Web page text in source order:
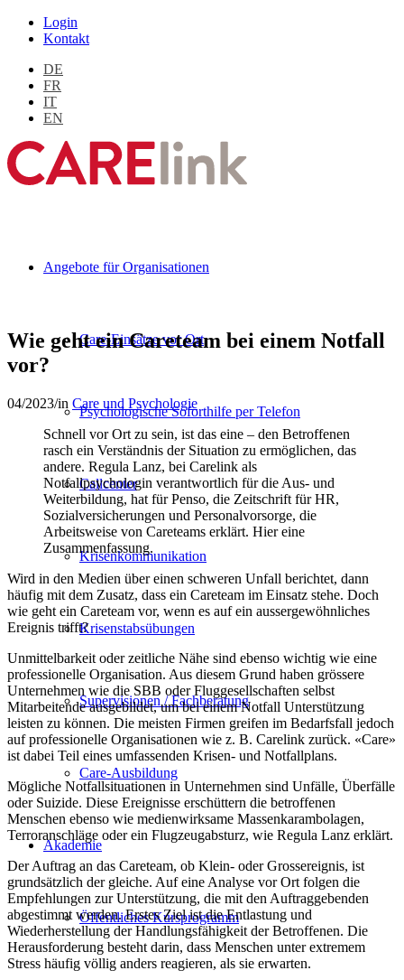
Login
Kontakt
DE
FR
IT
EN
Angebote für Organisationen
Care-Einsätze vor Ort
Psychologische Soforthilfe per Telefon
Callcenter
Krisenkommunikation
Krisenstabsübungen
Supervisionen / Fachberatung
Care-Ausbildung
Akademie
Öffentliches Kursprogramm
Wie geht ein Careteam bei einem Notfall
vor?
04/2023/in Care und Psychologie
Schnell vor Ort zu sein, ist das eine – den Betroffenen
rasch ein Verständnis der Situation zu ermöglichen, das
andere. Regula Lanz, bei Carelink als
Notfallpsychologin verantwortlich für die Aus- und
Weiterbildung, hat für Penso, die Zeitschrift für HR,
Sozialversicherungen und Personalvorsorge, die
Arbeitsweise von Careteams erklärt. Hier eine
Zusammenfassung.
Wird in den Medien über einen schweren Unfall berichtet, dann
häufig mit dem Zusatz, dass ein Careteam im Einsatz stehe. Doch
wie geht ein Careteam vor, wenn es auf ein aussergewöhnliches
Ereignis trifft?
Unmittelbarkeit oder zeitliche Nähe sind ebenso wichtig wie eine
professionelle Organisation. Aus diesem Grund haben grössere
Unternehmen wie die SBB oder Fluggesellschaften selbst
Mitarbeitende ausgebildet, um bei einem Notfall Unterstützung
leisten zu können. Die meisten Firmen greifen im Bedarfsfall jedoch
auf professionelle Organisationen wie z. B. Carelink zurück. «Care»
ist dabei Teil eines umfassenden Krisen- und Notfallplans.
Mögliche Notfallsituationen in Unternehmen sind Unfälle, Überfälle
oder Suizide. Diese Ereignisse erschüttern die betroffenen
Menschen ebenso wie medienwirksame Massenkarambolagen,
Terroranschläge oder ein Flugzeugabsturz, wie Regula Lanz erklärt.
Der Auftrag an das Careteam, ob Klein- oder Grossereignis, ist
grundsätzlich der gleiche. Auf eine Analyse vor Ort folgen die
Empfehlungen zur Unterstützung, die mit den Auftraggebenden
abgestimmt werden. Erstes Ziel ist die Entlastung und
Wiederherstellung der Handlungsfähigkeit der Betroffenen. Die
Herausforderung besteht darin, dass Menschen unter extremem
Stress häufig völlig anders reagieren, als sie erwarten.